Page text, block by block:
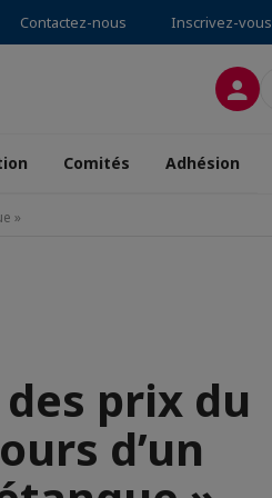
Contactez-nous Inscrivez-
Comités Adhésion
»
prix du
d’un